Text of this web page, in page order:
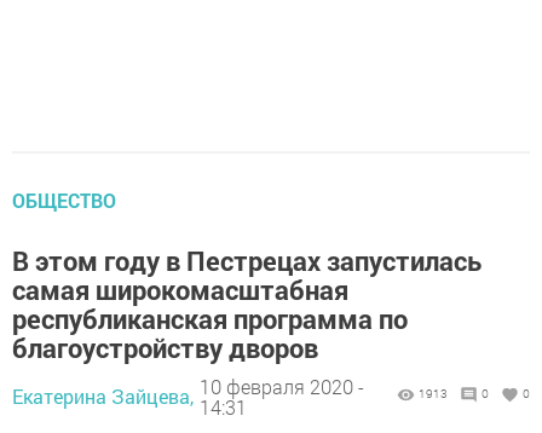
ОБЩЕСТВО
В этом году в Пестрецах запустилась
самая широкомасштабная
республиканская программа по
благоустройству дворов
Екатерина Зайцева, 10 февраля 2020 -
14:31
1913 0 0